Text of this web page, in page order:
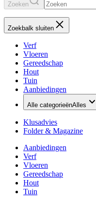
Zoeken
Zoekbalk sluiten
Verf
Vloeren
Gereedschap
Hout
Tuin
Aanbiedingen
Alle categorieënAlles
Klusadvies
Folder & Magazine
Aanbiedingen
Verf
Vloeren
Gereedschap
Hout
Tuin